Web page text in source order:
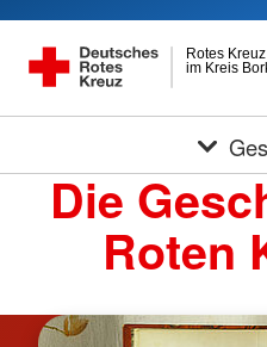
im Kreis
Rotes Kreuz
Die
Roten